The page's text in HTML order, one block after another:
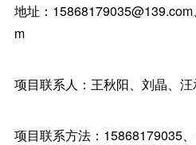
地址：
m
项目联系人：王秋阳、刘晶、
项目联系方法：15868179035